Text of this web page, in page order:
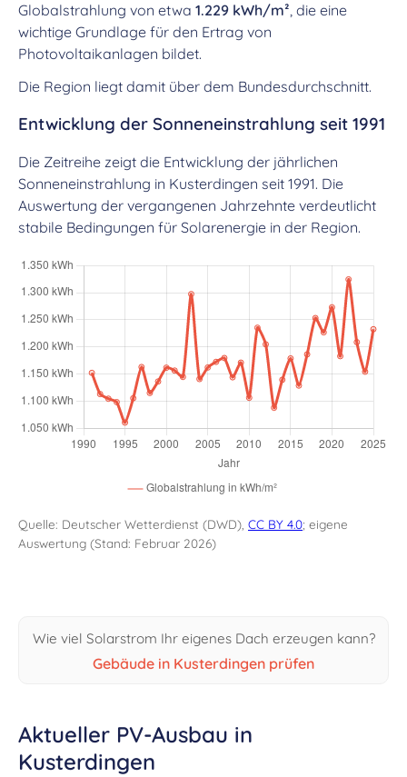
Globalstrahlung von etwa 1.229 kWh/m², die eine
wichtige Grundlage für den Ertrag von
Photovoltaikanlagen bildet.
Die Region liegt damit über dem Bundesdurchschnitt.
Entwicklung der Sonneneinstrahlung seit 1991
Die Zeitreihe zeigt die Entwicklung der jährlichen
Sonneneinstrahlung in Kusterdingen seit 1991. Die
Auswertung der vergangenen Jahrzehnte verdeutlicht
stabile Bedingungen für Solarenergie in der Region.
Quelle: Deutscher Wetterdienst (DWD), CC BY 4.0; eigene
Auswertung (Stand: Februar 2026)
Wie viel Solarstrom Ihr eigenes Dach erzeugen kann?
Gebäude in Kusterdingen prüfen
Aktueller PV-Ausbau in
Kusterdingen